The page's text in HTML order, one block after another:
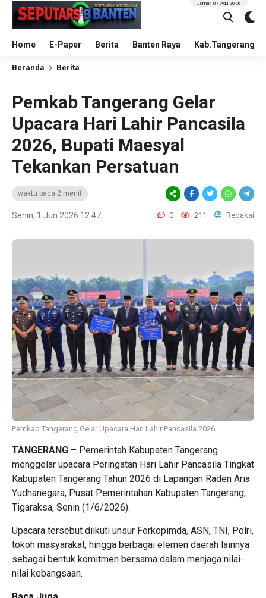
Home E-Paper Berita Banten Raya Kab.Tangerang
Jumat, 07 Agu 2026
Beranda Berita
Pemkab Tangerang Gelar
Upacara Hari Lahir Pancasila
2026, Bupati Maesyal
Tekankan Persatuan
waktu baca 2 menit
Senin, 1 Jun 2026 12:47 0 211 Redaksi
Pemkab Tangerang Gelar Upacara Hari Lahir Pancasila 2026.
TANGERANG – Pemerintah Kabupaten Tangerang
menggelar upacara Peringatan Hari Lahir Pancasila Tingkat
Kabupaten Tangerang Tahun 2026 di Lapangan Raden Aria
Yudhanegara, Pusat Pemerintahan Kabupaten Tangerang,
Tigaraksa, Senin (1/6/2026).
Upacara tersebut diikuti unsur Forkopimda, ASN, TNI, Polri,
tokoh masyarakat, hingga berbagai elemen daerah lainnya
sebagai bentuk komitmen bersama dalam menjaga nilai-
nilai kebangsaan.